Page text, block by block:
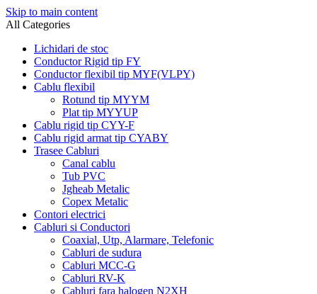
Skip to main content
All Categories
Lichidari de stoc
Conductor Rigid tip FY
Conductor flexibil tip MYF(VLPY)
Cablu flexibil
Rotund tip MYYM
Plat tip MYYUP
Cablu rigid tip CYY-F
Cablu rigid armat tip CYABY
Trasee Cabluri
Canal cablu
Tub PVC
Jgheab Metalic
Copex Metalic
Contori electrici
Cabluri si Conductori
Coaxial, Utp, Alarmare, Telefonic
Cabluri de sudura
Cabluri MCC-G
Cabluri RV-K
Cabluri fara halogen N2XH